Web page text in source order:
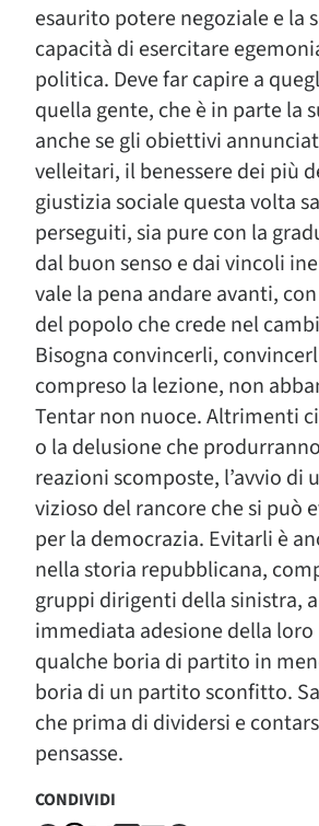
esaurito potere negoziale e la
capacità di esercitare
politica. Deve far capire a
quella gente, che è in parte la
anche se gli obiettivi
velleitari, il benessere dei più
giustizia sociale questa volta
perseguiti, sia pure con la
dal buon senso e dai vincoli
vale la pena andare avanti,
del popolo che crede nel
Bisogna convincerli,
compreso la lezione, non
Tentar non nuoce. Altrimenti
o la delusione che
reazioni scomposte, l’avvio di
vizioso del rancore che si può
per la democrazia. Evitarli è
nella storia repubblicana,
gruppi dirigenti della sinistra,
immediata adesione della loro
qualche boria di partito in
boria di un partito sconfitto.
che prima di dividersi e
pensasse.
CONDIVIDI